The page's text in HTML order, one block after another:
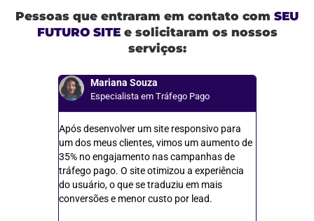
Pessoas que entraram em contato com SEU
FUTURO SITE e solicitaram os nossos
serviços:
Mariana Souza
Especialista em Tráfego Pago
Após desenvolver um site responsivo para
um dos meus clientes, vimos um aumento de
35% no engajamento nas campanhas de
tráfego pago. O site otimizou a experiência
do usuário, o que se traduziu em mais
conversões e menor custo por lead.